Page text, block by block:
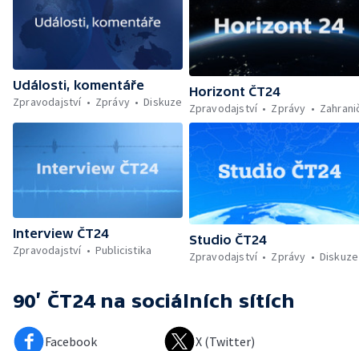
Události, komentáře
Zpravodajství
Zprávy Diskuze
Horizont ČT24
Zpravodajství
Zprávy
Interview ČT24
Zpravodajství
Publicistika
Studio ČT24
Zpravodajství
Zprávy Diskuze
90’ ČT24 na sociálních sítích
Facebook X (Twitter)